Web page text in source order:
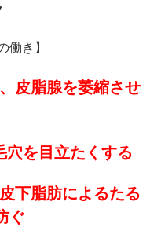
働き】
皮脂腺を萎縮させ
を目立たくする
下脂肪によるたる
ぐ